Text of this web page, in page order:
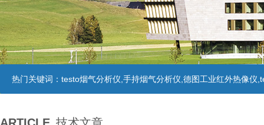
热门关键词： testo烟气分析仪,手持烟气分析仪,德图工业红外热像仪